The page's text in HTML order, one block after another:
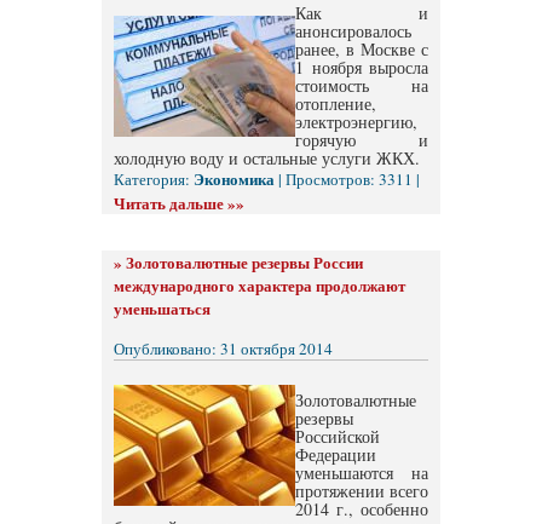
Как и
анонсировалось
ранее, в Москве с
1 ноября выросла
стоимость на
отопление,
электроэнергию,
горячую и
холодную воду и остальные услуги ЖКХ.
Категория: Экономика| Просмотров: 3311 |
Читать дальше »»
» Золотовалютные резервы России
международного характера продолжают
уменьшаться
Опубликовано: 31 октября 2014
Золотовалютные
резервы
Российской
Федерации
уменьшаются на
протяжении всего
2014 г., особенно